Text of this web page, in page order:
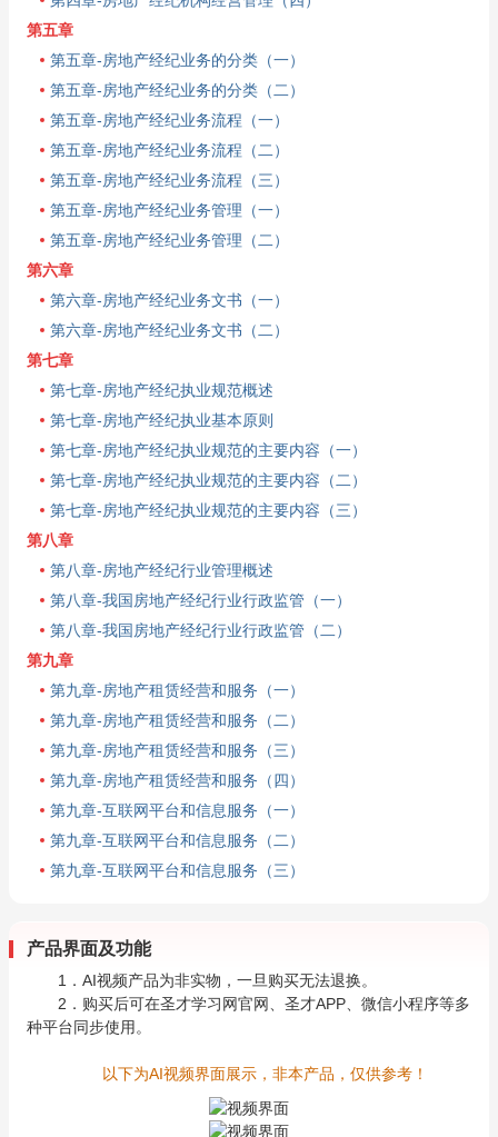
第五章
第五章-房地产经纪业务的分类（一）
第五章-房地产经纪业务的分类（二）
第五章-房地产经纪业务流程（一）
第五章-房地产经纪业务流程（二）
第五章-房地产经纪业务流程（三）
第五章-房地产经纪业务管理（一）
第五章-房地产经纪业务管理（二）
第六章
第六章-房地产经纪业务文书（一）
第六章-房地产经纪业务文书（二）
第七章
第七章-房地产经纪执业规范概述
第七章-房地产经纪执业基本原则
第七章-房地产经纪执业规范的主要内容（一）
第七章-房地产经纪执业规范的主要内容（二）
第七章-房地产经纪执业规范的主要内容（三）
第八章
第八章-房地产经纪行业管理概述
第八章-我国房地产经纪行业行政监管（一）
第八章-我国房地产经纪行业行政监管（二）
第九章
第九章-房地产租赁经营和服务（一）
第九章-房地产租赁经营和服务（二）
第九章-房地产租赁经营和服务（三）
第九章-房地产租赁经营和服务（四）
第九章-互联网平台和信息服务（一）
第九章-互联网平台和信息服务（二）
第九章-互联网平台和信息服务（三）
产品界面及功能
1．AI视频产品为非实物，一旦购买无法退换。
2．购买后可在圣才学习网官网、圣才APP、微信小程序等多
种平台同步使用。
以下为AI视频界面展示，非本产品，仅供参考！